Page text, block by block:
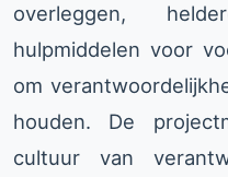
overleggen,
hulpmiddelen voor
om
houden. De
cultuur van